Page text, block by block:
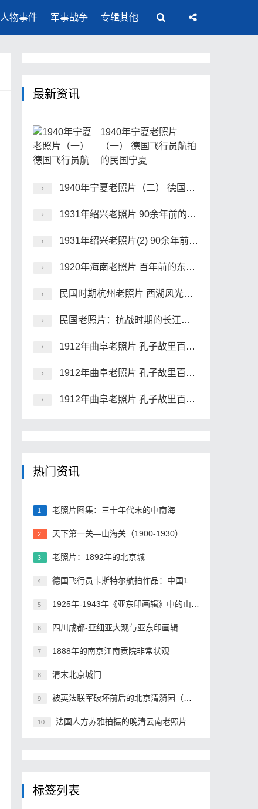
人物事件 军事战争 专辑其他
最新资讯
1940年宁夏老照片
（一） 德国飞行员航拍
的民国宁夏
1940年宁夏老照片（二） 德国飞行员航拍的民国宁夏
1931年绍兴老照片 90余年前的水乡绍兴风貌
1931年绍兴老照片(2) 90余年前的水乡绍兴风貌
1920年海南老照片 百年前的东坡祠、昌明塔、海瑞墓
民国时期杭州老照片 西湖风光及灵隐寺
民国老照片：抗战时期的长江沿岸风景
1912年曲阜老照片 孔子故里百年前彩色影像（上）
1912年曲阜老照片 孔子故里百年前彩色影像（中）
1912年曲阜老照片 孔子故里百年前彩色影像（下）
热门资讯
1 老照片图集：三十年代末的中南海
2 天下第一关—山海关（1900-1930）
3 老照片：1892年的北京城
4 德国飞行员卡斯特尔航拍作品：中国1930年
5 1925年-1943年《亚东印画辑》中的山海关
6 四川成都-亚细亚大观与亚东印画辑
7 1888年的南京江南贡院非常状观
8 清末北京城门
9 被英法联军破坏前后的北京清漪园（一）
10 法国人方苏雅拍摄的晚清云南老照片
标签列表